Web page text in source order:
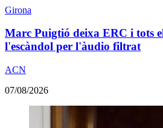
Girona
Marc Puigtió deixa ERC i tots
l'escàndol per l'àudio filtrat
ACN
07/08/2026